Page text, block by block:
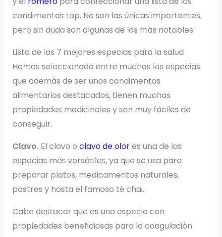
condimentos top. No son las únicas importantes,
pero sin duda son algunas de las más notables.
Lista de las 7 mejores especias para la salud
Hemos seleccionado entre muchas las especias
que además de ser unos condimentos
alimentarios destacados, tienen muchas
propiedades medicinales y son muy fáciles de
conseguir.
Clavo. El clavo o clavo de olores una de las
especias más versátiles, ya que se usa para
preparar platos, medicamentos naturales,
postres y hasta el famoso té chai.
Cabe destacar que es una especia con
propiedades beneficiosas para la coagulación